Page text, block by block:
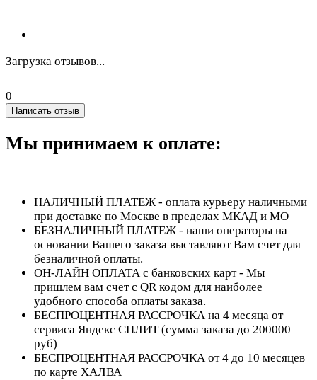
Загрузка отзывов...
0
Написать отзыв
Мы принимаем к оплате:
НАЛИЧНЫЙ ПЛАТЕЖ - оплата курьеру наличными
при доставке по Москве в пределах МКАД и МО
БЕЗНАЛИЧНЫЙ ПЛАТЕЖ - наши операторы на
основании Вашего заказа выставляют Вам счет для
безналичной оплаты.
ОН-ЛАЙН ОПЛАТА с банковских карт - Мы
пришлем вам счет с QR кодом для наиболее
удобного способа оплаты заказа.
БЕСПРОЦЕНТНАЯ РАССРОЧКА на 4 месяца от
сервиса Яндекс СПЛИТ (сумма заказа до 200000
руб)
БЕСПРОЦЕНТНАЯ РАССРОЧКА от 4 до 10 месяцев
по карте ХАЛВА